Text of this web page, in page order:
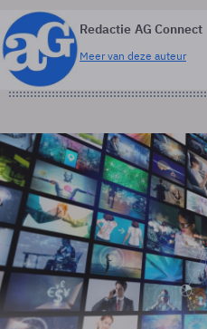
Redactie AG Connect
Meer van deze auteur